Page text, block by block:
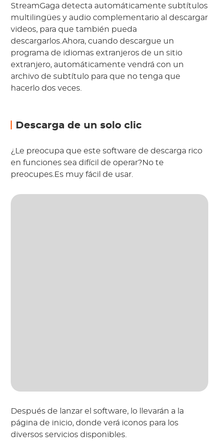
StreamGaga detecta automáticamente subtítulos
multilingües y audio complementario al descargar
videos, para que también pueda
descargarlos.Ahora, cuando descargue un
programa de idiomas extranjeros de un sitio
extranjero, automáticamente vendrá con un
archivo de subtítulo para que no tenga que
hacerlo dos veces.
Descarga de un solo clic
¿Le preocupa que este software de descarga rico
en funciones sea difícil de operar?No te
preocupes.Es muy fácil de usar.
Después de lanzar el software, lo llevarán a la
página de inicio, donde verá iconos para los
diversos servicios disponibles.